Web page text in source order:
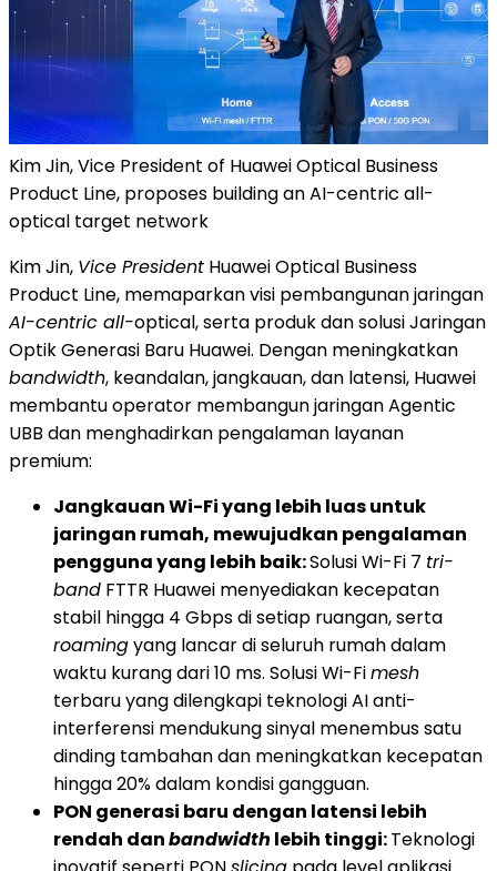
Kim Jin, Vice President of Huawei Optical Business
Product Line, proposes building an AI-centric all-
optical target network
Kim Jin, Vice President Huawei Optical Business
Product Line, memaparkan visi pembangunan jaringan
AI-centric all-optical, serta produk dan solusi Jaringan
Optik Generasi Baru Huawei. Dengan meningkatkan
bandwidth, keandalan, jangkauan, dan latensi, Huawei
membantu operator membangun jaringan Agentic
UBB dan menghadirkan pengalaman layanan
premium:
Jangkauan Wi-Fi yang lebih luas untuk
jaringan rumah, mewujudkan pengalaman
pengguna yang lebih baik:Solusi Wi-Fi 7 tri-
band FTTR Huawei menyediakan kecepatan
stabil hingga 4 Gbps di setiap ruangan, serta
roamingyang lancar di seluruh rumah dalam
waktu kurang dari 10 ms. Solusi Wi-Fimesh
terbaru yang dilengkapi teknologi AI anti-
interferensi mendukung sinyal menembus satu
dinding tambahan dan meningkatkan kecepatan
hingga 20% dalam kondisi gangguan.
PON generasi baru dengan latensi lebih
rendah danbandwidth lebih tinggi:Teknologi